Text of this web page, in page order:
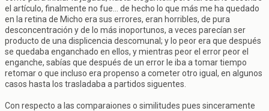
el artículo, finalmente no fue... de hecho lo que más me ha quedado
en la retina de Micho era sus errores, eran horribles, de pura
desconcentración y de lo más inoportunos, a veces parecían ser
producto de una displicencia descomunal; y lo peor era que después
se quedaba enganchado en ellos, y mientras peor el error peor el
enganche, sabías que después de un error le iba a tomar tiempo
retomar o que incluso era propenso a cometer otro igual, en algunos
casos hasta los trasladaba a partidos siguentes.
Con respecto a las comparaiones o similitudes pues sinceramente